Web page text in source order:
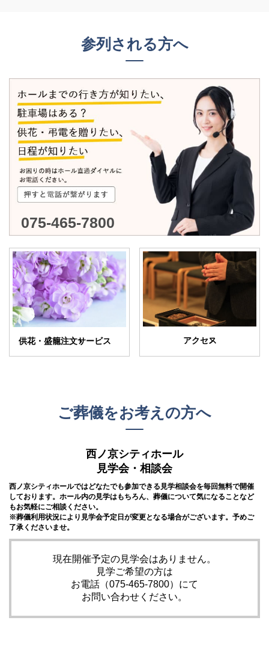
参列される方へ
075-465-7800
供花・盛籠注文サービス アクセス
ご葬儀をお考えの方へ
西ノ京シティホール
見学会・相談会
西ノ京シティホールではどなたでも参加できる見学相談会を毎回無料で開催
しております。 ホール内の見学はもちろん、葬儀について気になることなど
もお気軽にご相談ください。
※葬儀利用状況により見学会予定日が変更となる場合がございます。予めご
了承くださいませ。
現在開催予定の見学会はありません。
見学ご希望の方は
お電話（075-465-7800）にて
お問い合わせください。